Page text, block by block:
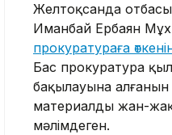
Желтоқсанда
Иманбай Ербаян
прокуратураға
Бас прокуратура
бақылауына
материалды жан-
мәлімдеген.